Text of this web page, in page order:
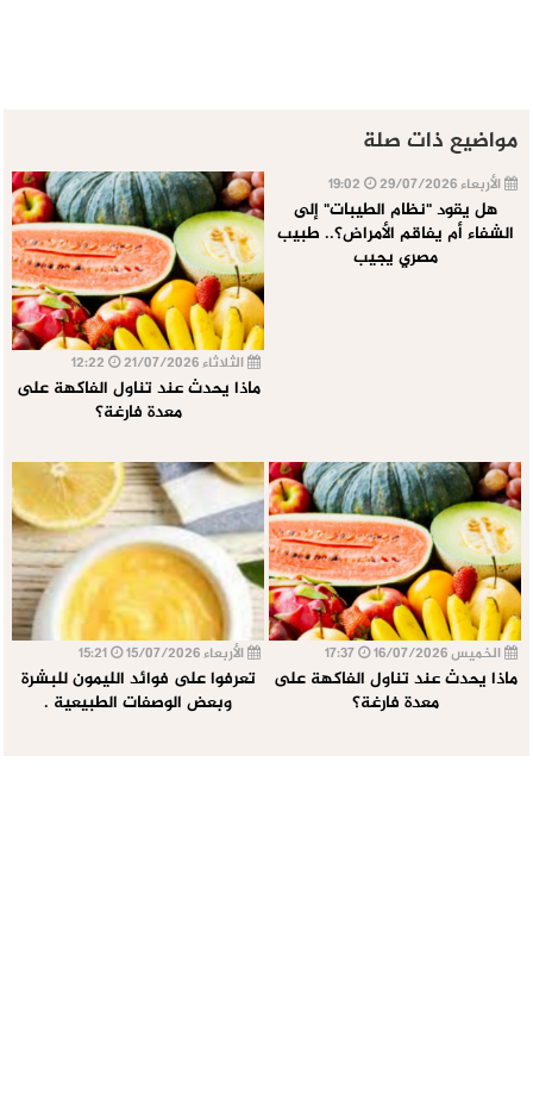
مواضيع ذات صلة
الأربعاء 29/07/2026
هل يقود "نظام الطيبات" إلى
الشفاء أم يفاقم الأمراض؟.. طبيب
مصري يجيب
الثلاثاء 21/07/2026
ماذا يحدث عند تناول الفاكهة على
معدة فارغة؟
الخميس 16/07/2026
ماذا يحدث عند تناول الفاكهة على
معدة فارغة؟
الأربعاء 15/07/2026
تعرفوا على فوائد الليمون للبشرة
وبعض الوصفات الطبيعية .